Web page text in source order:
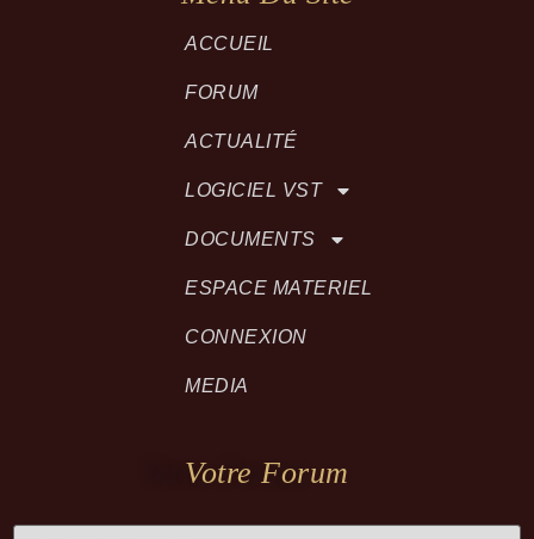
ACCUEIL
FORUM
ACTUALITÉ
LOGICIEL VST
DOCUMENTS
ESPACE MATERIEL
CONNEXION
MEDIA
Votre Forum